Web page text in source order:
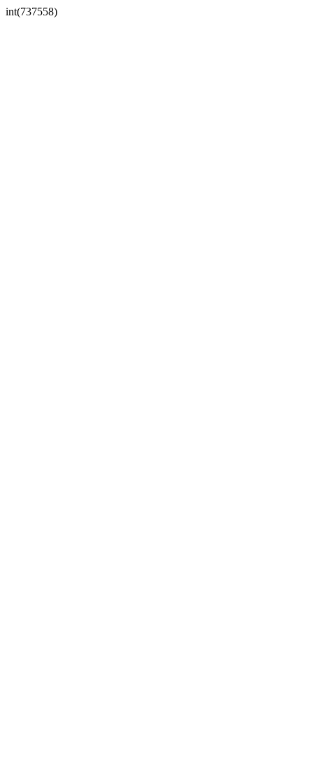
int(737558)